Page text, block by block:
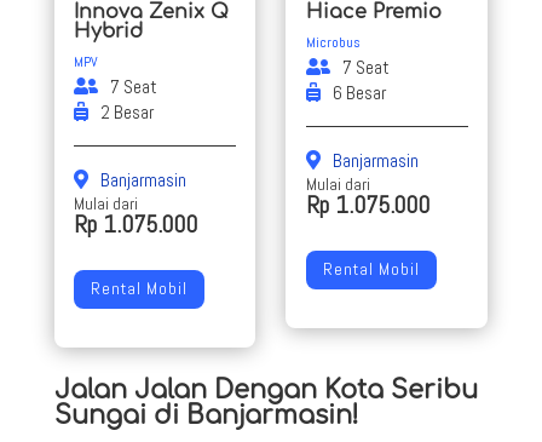
Innova Zenix Q
Hybrid
MPV
7 Seat
2 Besar
Banjarmasin
Mulai dari
Rp 1.075.000
Rental Mobil
Hiace Premio
Microbus
7 Seat
6 Besar
Banjarmasin
Mulai dari
Rp 1.075.000
Rental Mobil
Jalan Jalan Dengan Kota Seribu
Sungai di Banjarmasin!